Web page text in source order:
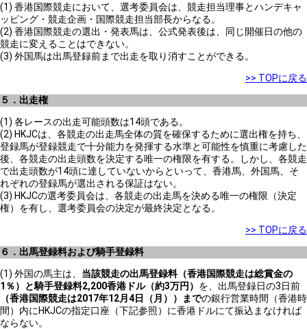
(1) 香港国際競走において、選考委員会は、競走担当理事とハンデキャ
ッピング・競走企画・国際競走担当部長からなる。
(2) 香港国際競走の選出・発表馬は、公式発表後は、同じ開催日の他の
競走に変えることはできない。
(3) 外国馬は出馬登録前まで出走を取り消すことができる。
>> TOPに戻る
５．出走権
(1) 各レースの出走可能頭数は14頭である。
(2) HKJCは、各競走の出走馬全体の質を確保するために選出権を持ち、
登録馬が登録競走で十分能力を発揮する水準と可能性を慎重に考慮した
後、各競走の出走頭数を決定する唯一の権限を有する。しかし、各競走
で出走頭数が14頭に達していないからといって、香港馬、外国馬、そ
れぞれの登録馬が選出される保証はない。
(3) HKJCの選考委員会は、各競走の出走馬を決める唯一の権限（決定
権）を有し、選考委員会の決定が最終決定となる。
>> TOPに戻る
６．出馬登録料および騎手登録料
(1) 外国の馬主は、 当該競走の出馬登録料（香港国際競走は総賞金の
1％）と騎手登録料2,200香港ドル（約3万円） を、出馬登録日の3日前
（香港国際競走は2017年12月4日（月））までの銀行営業時間（香港時
間）内にHKJCの指定口座（下記参照）に香港ドルにて振込まなければ
ならない。